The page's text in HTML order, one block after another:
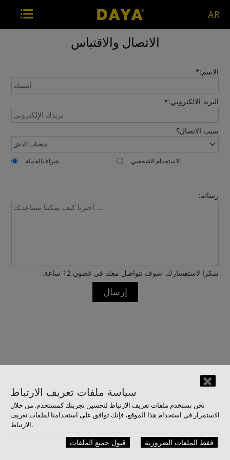
AR
الاتصال والاقتباس
الاسم:*
البريد الالكتروني:*
سبب الاتصال؟
شراء بالجملة الاستخدام الشخصي
رسالة:
شكرا لاستفسارك. سوف نتواصل معك في غضون 12 ساعة.
إرسال
احصل على عرض الآن
✖
سياسة ملفات تعريف الارتباط
نحن نستخدم ملفات تعريف الارتباط لتحسين تجربتك كمستخدم. من خلال
الاستمرار في استخدام هذا الموقع، فإنك توافق على استخدامنا لملفات تعريف
الارتباط.
قبول جميع الملفات فقط الملفات الضرورية